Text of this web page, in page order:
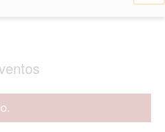
o
a